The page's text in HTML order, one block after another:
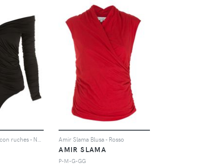
Amir Slama Body con ruches - Nero Amir Slama Blusa - Rosso
AMIR SLAMA
P-M-G-GG